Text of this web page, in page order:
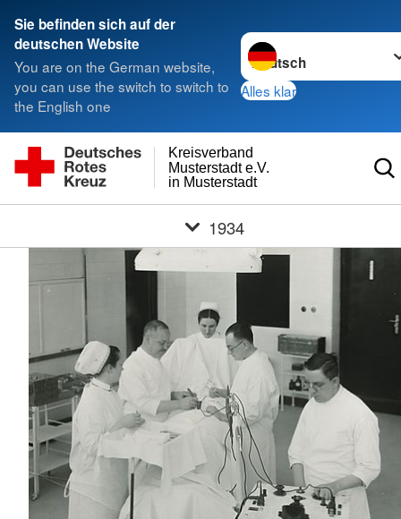
Sie befinden sich auf der
deutschen Website
You are on the German website,
you can use the switch to switch to
the English one
Sprache wechseln zu
Alles klar
in Musterstadt
Musterstadt e.V.
Kreisverband
1934